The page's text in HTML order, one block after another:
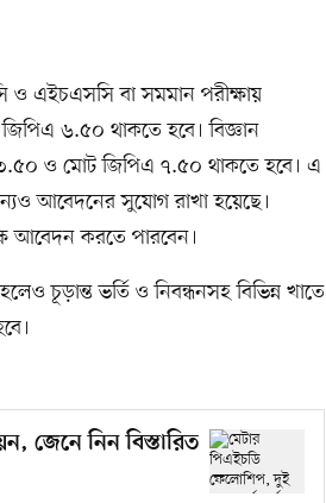
ও এইচএসসি বা সমমান পরীক্ষায়
৬.৫০ থাকতে হবে। বিজ্ঞান
৩.৫০ ও মোট জিপিএ ৭.৫০ থাকতে হবে। এ
আবেদনের সুযোগ রাখা হয়েছে।
আবেদন করতে পারবেন।
চূড়ান্ত ভর্তি ও নিবন্ধনসহ বিভিন্ন খাতে
জেনে নিন বিস্তারিত